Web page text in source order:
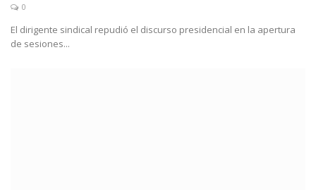
0
El dirigente sindical repudió el discurso presidencial en la apertura
de sesiones...